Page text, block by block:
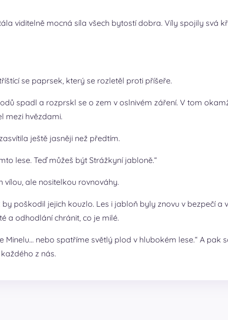
viditelně mocná síla všech bytostí dobra. Víly spojily svá
se paprsek, který se rozletěl proti příšeře.
spadl a rozprskl se o zem v oslnivém záření. V tom
mezi hvězdami.
ještě jasněji než předtím.
lese. Teď můžeš být Strážkyní jabloně.“
vílou, ale nositelkou rovnováhy.
poškodil jejich kouzlo. Les i jabloň byly znovu v bezpečí a
a odhodlání chránit, co je milé.
nebo spatříme světlý plod v hlubokém lese.“ A pak
z nás.